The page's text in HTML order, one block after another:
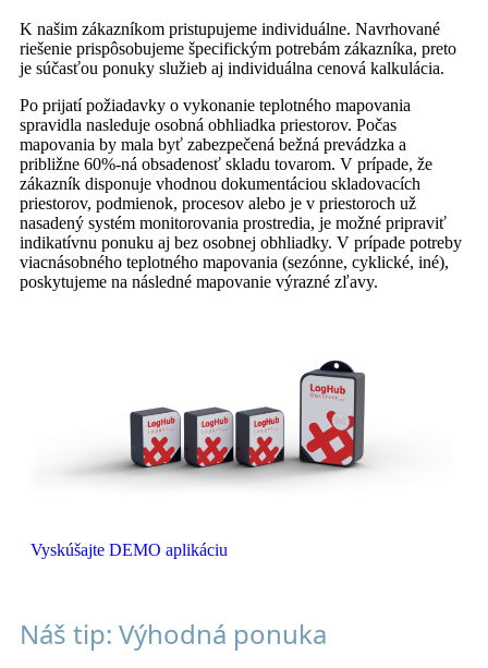
K našim zákazníkom pristupujeme individuálne. Navrhované
riešenie prispôsobujeme špecifickým potrebám zákazníka, preto
je súčasťou ponuky služieb aj individuálna cenová kalkulácia.
Po prijatí požiadavky o vykonanie teplotného mapovania
spravidla nasleduje osobná obhliadka priestorov. Počas
mapovania by mala byť zabezpečená bežná prevádzka a
približne 60%-ná obsadenosť skladu tovarom. V prípade, že
zákazník disponuje vhodnou dokumentáciou skladovacích
priestorov, podmienok, procesov alebo je v priestoroch už
nasadený systém monitorovania prostredia, je možné pripraviť
indikatívnu ponuku aj bez osobnej obhliadky. V prípade potreby
viacnásobného teplotného mapovania (sezónne, cyklické, iné),
poskytujeme na následné mapovanie výrazné zľavy.
Vyskúšajte DEMO aplikáciu
Náš tip: Výhodná ponuka